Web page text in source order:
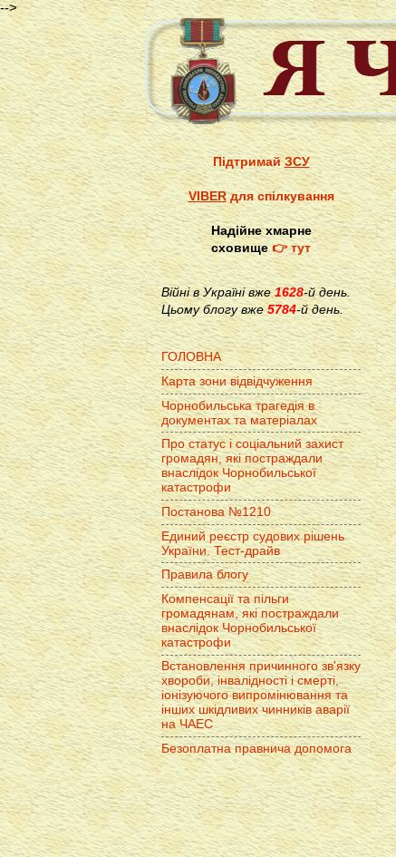
-->
ПідтримайЗСУ
VIBERдля спілкування
Надійне хмарне
сховище👉 тут
Війні в Україні вже1628-й день.
Цьому блогу вже 5784-й день.
ГОЛОВНА
Карта зони відвідчуження
Чорнобильська трагедія в
документах та матеріалах
Про статус і соціальний захист
громадян, які постраждали
внаслідок Чорнобильської
катастрофи
Постанова №1210
Единий реєстр судових рішень
України. Тест-драйв
Правила блогу
Компенсації та пільги
громадянам, які постраждали
внаслідок Чорнобильської
катастрофи
Встановлення причинного зв'язку
хвороби, інвалідності і смерті,
іонізуючого випромінювання та
інших шкідливих чинників аварії
на ЧАЕС
Безоплатна правнича допомога